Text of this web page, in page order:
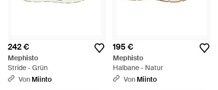
242 €
Mephisto
Stride - Grün
Von Miinto
195 €
Mephisto
Halbane - Natur
Von Miinto